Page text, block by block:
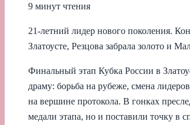
9 минут чтения
21-летний лидер нового поколения.
Златоусте, Резцова забрала золото и
Финальный этап Кубка России в
драму: борьба на рубеже, смена
на вершине протокола. В гонках
медали этапа, но и поставили точку в